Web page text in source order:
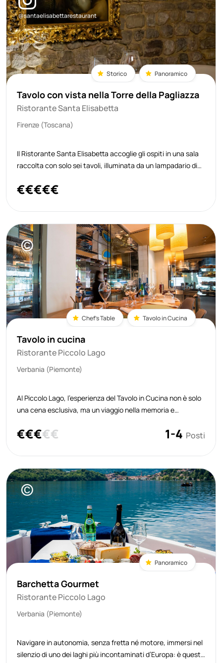
@santaelisabettarestaurant
Storico Panoramico
Tavolo con vista nella Torre della Pagliazza
Ristorante Santa Elisabetta
Firenze (Toscana)
Il Ristorante Santa Elisabetta accoglie gli ospiti in una sala
raccolta con solo sei tavoli, illuminata da un lampadario di
della Torre della Pagliazza, nella parte più antica del centro
€€€€€
©
Chef's Table Tavolo in Cucina
Tavolo in cucina
Ristorante Piccolo Lago
Verbania (Piemonte)
Al Piccolo Lago, l’esperienza del Tavolo in Cucina non è solo
una cena esclusiva, ma un viaggio nella memoria e
Sacco a delinearne il senso più autentico: «Vivere
€€€€€ 1-4 Posti
©
Panoramico
Barchetta Gourmet
Ristorante Piccolo Lago
Verbania (Piemonte)
Navigare in autonomia, senza fretta né motore, immersi nel
silenzio di uno dei laghi più incontaminati d’Europa: è questa